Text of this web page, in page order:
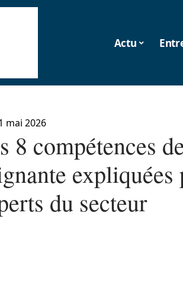
Actu
mai 2026
8 compétences
expliquées
du secteur